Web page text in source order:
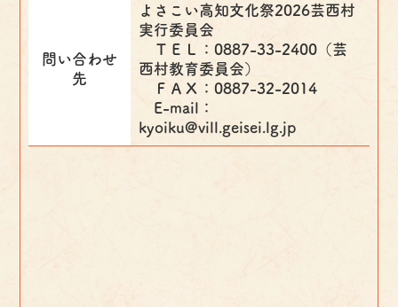
問い合わせ
先
よさこい高知文化祭2026芸西村
実行委員会
ＴＥＬ：0887-33-2400（芸
西村教育委員会）
ＦＡＸ：0887-32-2014
E-mail：
kyoiku@vill.geisei.lg.jp